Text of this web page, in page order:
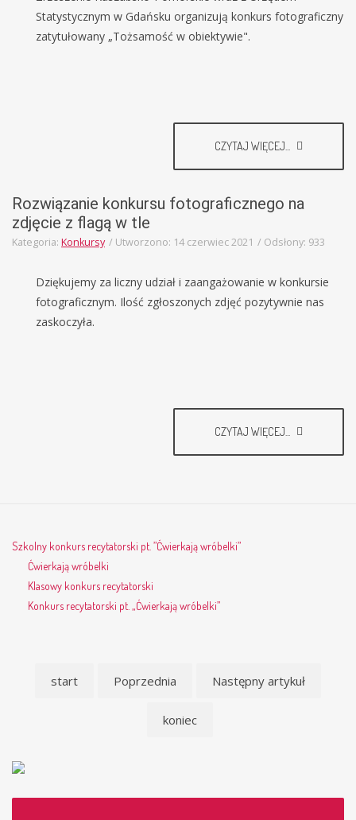
Statystycznym w Gdańsku organizują konkurs fotograficzny
zatytułowany „Tożsamość w obiektywie".
CZYTAJ WIĘCEJ...
Rozwiązanie konkursu fotograficznego na
zdjęcie z flagą w tle
Kategoria: Konkursy Utworzono: 14 czerwiec 2021 Odsłony: 933
Dziękujemy za liczny udział i zaangażowanie w konkursie
fotograficznym. Ilość zgłoszonych zdjęć pozytywnie nas
zaskoczyła.
CZYTAJ WIĘCEJ...
Szkolny konkurs recytatorski pt. ”Ćwierkają wróbelki”
Ćwierkają wróbelki
Klasowy konkurs recytatorski
Konkurs recytatorski pt. „Ćwierkają wróbelki”
start Poprzednia Następny artykuł
koniec